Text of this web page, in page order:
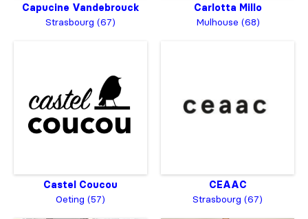
Capucine Vandebrouck
Strasbourg (67)
Carlotta Millo
Mulhouse (68)
Castel Coucou
Oeting (57)
CEAAC
Strasbourg (67)